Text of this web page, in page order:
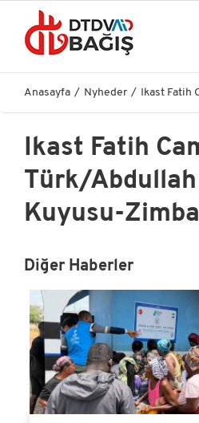
Anasayfa Nyheder Ikast Fatih
Ikast Fatih
Türk/
Kuyusu-
Diğer Haberler